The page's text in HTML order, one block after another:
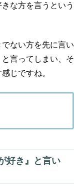
な方を言うという
ない方を先に言い
言ってしまい、そ
じですね。
好き』と言い